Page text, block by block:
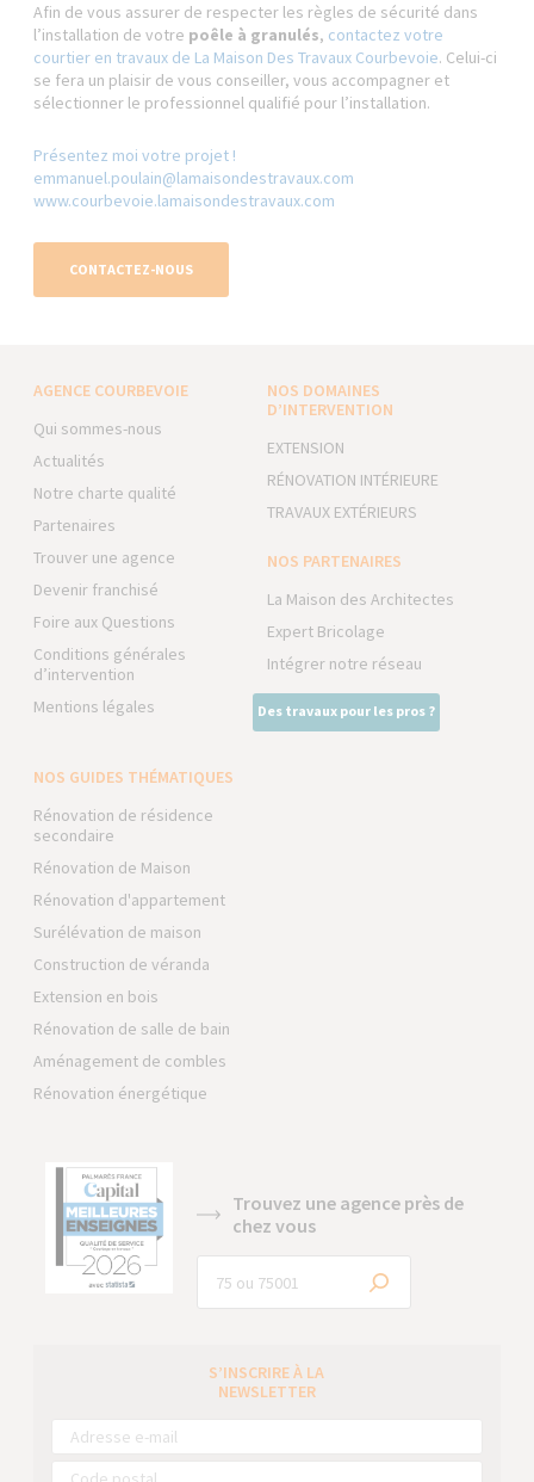
Afin de vous assurer de respecter les règles de sécurité dans
l’installation de votre poêle à granulés, contactez votre
courtier en travaux de La Maison Des Travaux Courbevoie. Celui-ci
se fera un plaisir de vous conseiller, vous accompagner et
sélectionner le professionnel qualifié pour l’installation.
Présentez moi votre projet !
emmanuel.poulain@lamaisondestravaux.com​
www.courbevoie.lamaisondestravaux.com
CONTACTEZ-NOUS
AGENCE COURBEVOIE
Qui sommes-nous
Actualités
Notre charte qualité
Partenaires
Trouver une agence
Devenir franchisé
Foire aux Questions
Conditions générales
d’intervention
Mentions légales
NOS DOMAINES
D’INTERVENTION
EXTENSION
RÉNOVATION INTÉRIEURE
TRAVAUX EXTÉRIEURS
NOS PARTENAIRES
La Maison des Architectes
Expert Bricolage
Intégrer notre réseau
Des travaux pour les pros ?
NOS GUIDES THÉMATIQUES
Rénovation de résidence
secondaire
Rénovation de Maison
Rénovation d'appartement
Surélévation de maison
Construction de véranda
Extension en bois
Rénovation de salle de bain
Aménagement de combles
Rénovation énergétique
Trouvez une agence près de
chez vous
S’INSCRIRE À LA
NEWSLETTER